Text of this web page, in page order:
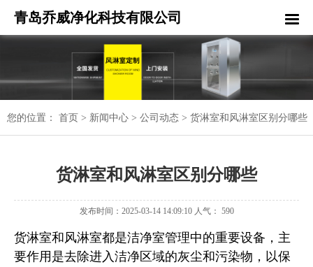
青岛乔威净化科技有限公司
您的位置： 首页 > 新闻中心 > 公司动态 > 货淋室和风淋室区别分哪些
货淋室和风淋室区别分哪些
发布时间：2025-03-14 14:09:10 人气： 590
货淋室和风淋室都是洁净室管理中的重要设备，主
要作用是去除进入洁净区域的灰尘和污染物，以保